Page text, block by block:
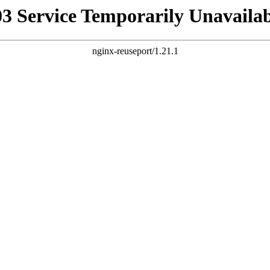
Service Temporarily
nginx-reuseport/1.21.1